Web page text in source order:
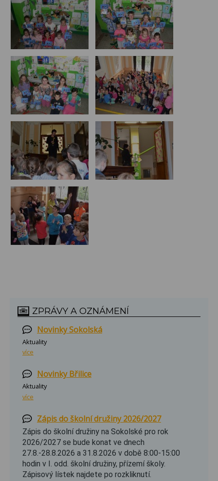
ZPRÁVY A OZNÁMENÍ
Novinky Sokolská
Aktuality
více
Novinky Břilice
Aktuality
více
Zápis do školní družiny 2026/2027
Zápis do školní družiny na Sokolské pro rok
2026/2027 se bude konat ve dnech
27.8.-28.8.2026 a 31.8.2026 v době 8:00-15:00
hodin v I. odd. školní družiny, přízemí školy.
Zápisový lístek najdete po rozkliknutí.